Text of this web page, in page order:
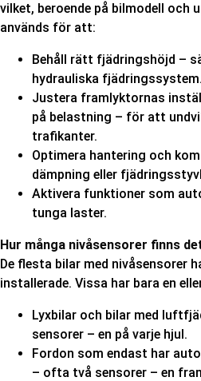
vilket, beroende på bilmodell och
används för att:
Behåll rätt fjädringshöjd –
hydrauliska fjädringssystem.
Justera framlyktornas
på belastning – för att
trafikanter.
Optimera hantering och
dämpning eller
Aktivera funktioner som
tunga laster.
Hur många nivåsensorer finns
De flesta bilar med nivåsensorer
installerade. Vissa har bara en
Lyxbilar och bilar med
sensorer – en på varje hjul.
Fordon som endast har
– ofta två sensorer – en